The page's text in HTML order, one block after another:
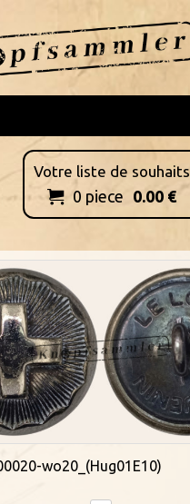
Votre liste de souhaits
 0 piece 0.00 €
wo20_(Hug01E10)